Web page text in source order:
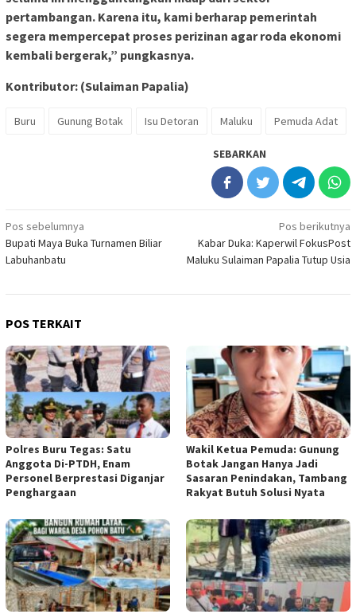
pertambangan. Karena itu, kami berharap pemerintah
segera mempercepat proses perizinan agar roda ekonomi
kembali bergerak,” pungkasnya.
Kontributor: (Sulaiman Papalia)
Buru Gunung Botak Isu Detoran Maluku Pemuda Adat
SEBARKAN
Navigasi
pos
Pos sebelumnya
Bupati Maya Buka Turnamen Biliar
Labuhanbatu
Pos berikutnya
Kabar Duka: Kaperwil FokusPost
Maluku Sulaiman Papalia Tutup Usia
POS TERKAIT
Polres Buru Tegas: Satu
Anggota Di-PTDH, Enam
Personel Berprestasi Diganjar
Penghargaan
Wakil Ketua Pemuda: Gunung
Botak Jangan Hanya Jadi
Sasaran Penindakan, Tambang
Rakyat Butuh Solusi Nyata